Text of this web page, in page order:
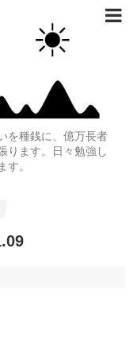
を種銭に、億万長者
ります。日々勉強し
。